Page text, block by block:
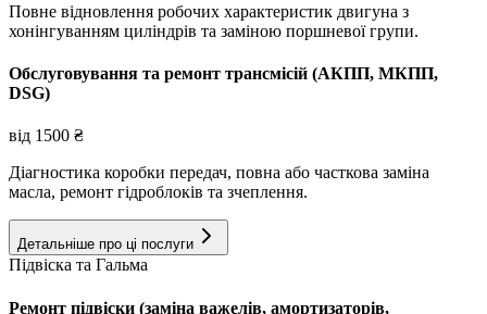
Повне відновлення робочих характеристик двигуна з
хонінгуванням циліндрів та заміною поршневої групи.
Обслуговування та ремонт трансмісій (АКПП, МКПП,
DSG)
від 1500 ₴
Діагностика коробки передач, повна або часткова заміна
масла, ремонт гідроблоків та зчеплення.
Детальніше про ці послуги
Підвіска та Гальма
Ремонт підвіски (заміна важелів, амортизаторів,